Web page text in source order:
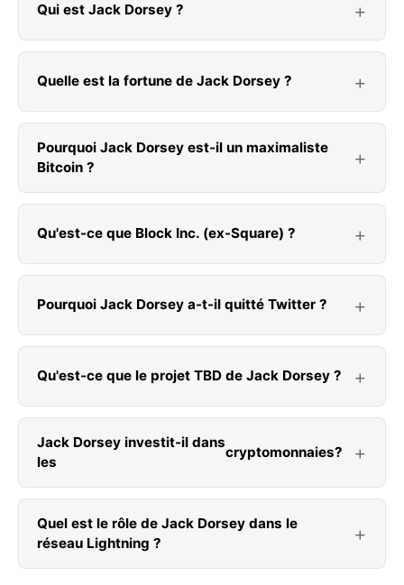
Qui est Jack Dorsey ?
Quelle est la fortune de Jack Dorsey ?
Pourquoi Jack Dorsey est-il un maximaliste
Bitcoin ?
Qu'est-ce que Block Inc. (ex-Square) ?
Pourquoi Jack Dorsey a-t-il quitté Twitter ?
Qu'est-ce que le projet TBD de Jack Dorsey ?
Jack Dorsey investit-il dans
les
cryptomonnaies?
Quel est le rôle de Jack Dorsey dans le
réseau Lightning ?